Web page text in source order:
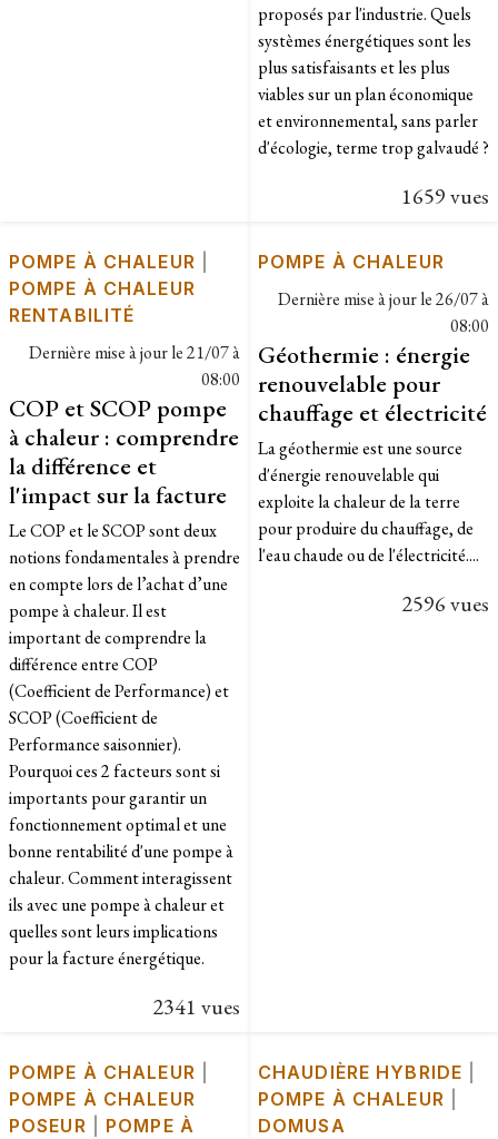
proposés par l'industrie. Quels
systèmes énergétiques sont les
plus satisfaisants et les plus
viables sur un plan économique
et environnemental, sans parler
d'écologie, terme trop galvaudé ?
1659 vues
POMPE À CHALEUR
POMPE À CHALEUR
RENTABILITÉ
Dernière mise à jour le21/07 à
08:00
COP et SCOP pompe
à chaleur : comprendre
la différence et
l'impact sur la facture
Le COP et le SCOP sont deux
notions fondamentales à prendre
en compte lors de l’achat d’une
pompe à chaleur. Il est
important de comprendre la
différence entre COP
(Coefficient de Performance) et
SCOP (Coefficient de
Performance saisonnier).
Pourquoi ces 2 facteurs sont si
importants pour garantir un
fonctionnement optimal et une
bonne rentabilité d'une pompe à
chaleur. Comment interagissent
ils avec une pompe à chaleur et
quelles sont leurs implications
pour la facture énergétique.
2341 vues
POMPE À CHALEUR
Dernière mise à jour le26/07 à
08:00
Géothermie : énergie
renouvelable pour
chauffage et électricité
La géothermie est une source
d'énergie renouvelable qui
exploite la chaleur de la terre
pour produire du chauffage, de
l'eau chaude ou de l'électricité....
2596 vues
POMPE À CHALEUR
POMPE À CHALEUR
POSEUR
POMPE À
CHAUDIÈRE HYBRIDE
POMPE À CHALEUR
DOMUSA